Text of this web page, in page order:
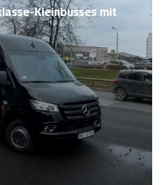
Kleinbusses mit